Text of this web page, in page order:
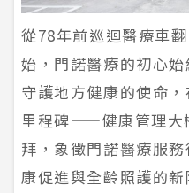
從78年前巡迴醫療車
始，門諾醫療的初心
守護地方健康的使命
里程碑——健康管理大
拜，象徵門諾醫療服
康促進與全齡照護的新